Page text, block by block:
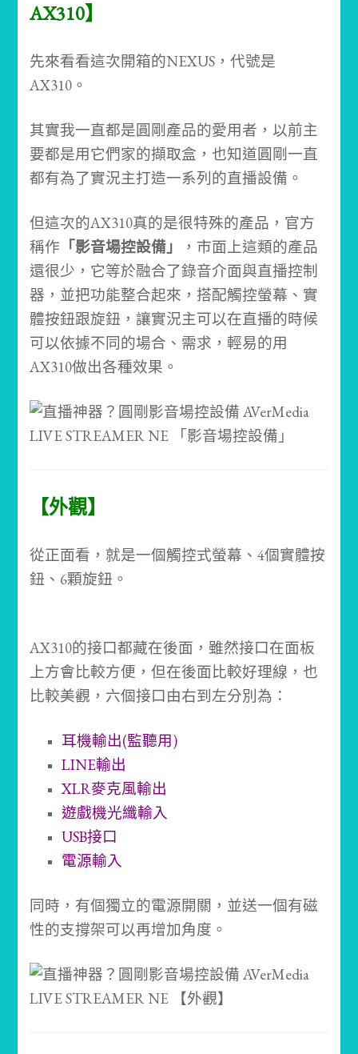
AX310】
先來看看這次開箱的NEXUS，代號是
AX310。
其實我一直都是圓剛產品的愛用者，以前主
要都是用它們家的擷取盒，也知道圓剛一直
都有為了實況主打造一系列的直播設備。
但這次的AX310真的是很特殊的產品，官方
稱作 「影音場控設備」
，市面上這類的產品
還很少，它等於融合了錄音介面與直播控制
器，並把功能整合起來，搭配觸控螢幕、實
體按鈕跟旋鈕，讓實況主可以在直播的時候
可以依據不同的場合、需求，輕易的用
AX310做出各種效果。
【外觀】
從正面看，就是一個觸控式螢幕、4個實體按
鈕、6顆旋鈕。
AX310的接口都藏在後面，雖然接口在面板
上方會比較方便，但在後面比較好理線，也
比較美觀，六個接口由右到左分別為：
耳機輸出(監聽用)
LINE輸出
XLR麥克風輸出
遊戲機光纖輸入
USB接口
電源輸入
同時，有個獨立的電源開關，並送一個有磁
性的支撐架可以再增加角度。